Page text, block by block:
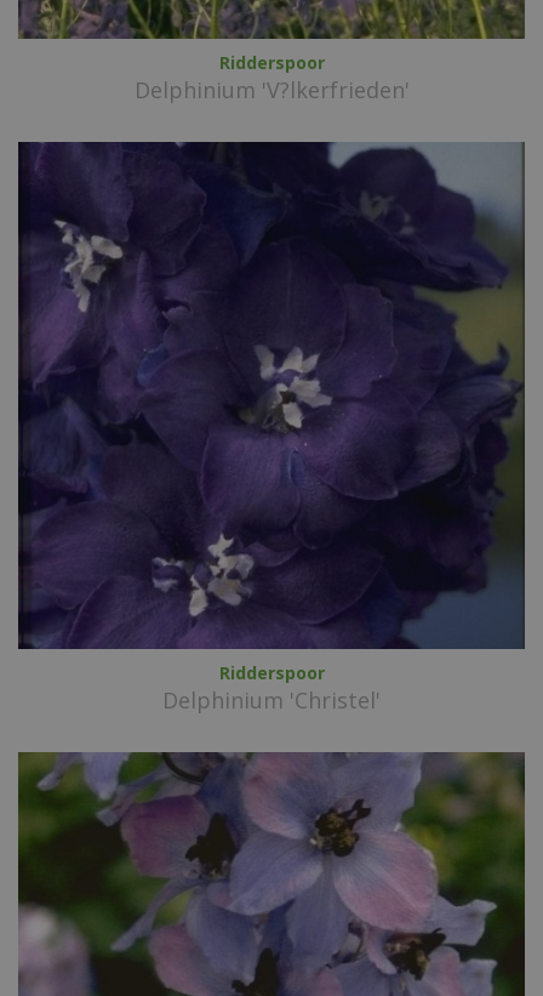
Ridderspoor
Delphinium 'V?lkerfrieden'
Ridderspoor
Delphinium 'Christel'